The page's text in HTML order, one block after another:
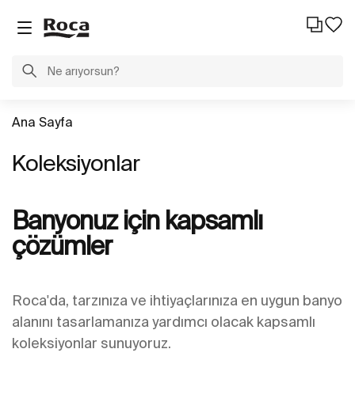
Ana Sayfa
Koleksiyonlar
Banyonuz için kapsamlı
çözümler
Roca'da, tarzınıza ve ihtiyaçlarınıza en uygun banyo
alanını tasarlamanıza yardımcı olacak kapsamlı
koleksiyonlar sunuyoruz.